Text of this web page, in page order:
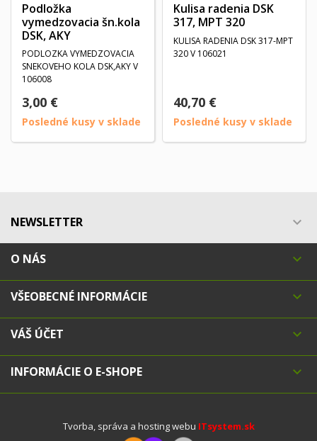
Podložka
vymedzovacia šn.kola
DSK, AKY
PODLOZKA VYMEDZOVACIA
SNEKOVEHO KOLA DSK,AKY V
106008
3,00 €
Posledné kusy v sklade
Kulisa radenia DSK
317, MPT 320
KULISA RADENIA DSK 317-MPT
320 V 106021
40,70 €
Posledné kusy v sklade
NEWSLETTER 
O NÁS 
VŠEOBECNÉ INFORMÁCIE 
VÁŠ ÚČET 
INFORMÁCIE O E-SHOPE 
Tvorba, správa a hosting webu ITsystem.sk